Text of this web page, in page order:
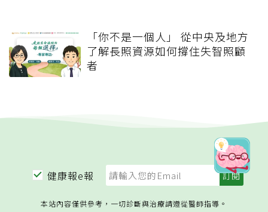
「你不是一個人」 從中央及地方
了解長照資源如何撐住失智照顧
者
健康報e報
本站內容僅供參考，一切診斷與治療請遵從醫師指導。